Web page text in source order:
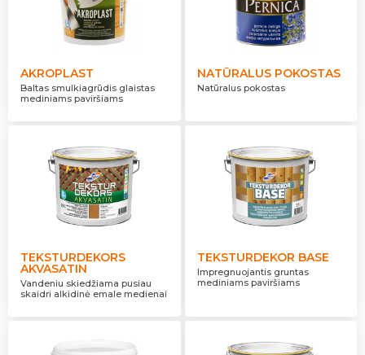
AKROPLAST
Baltas smulkiagrūdis glaistas
mediniams paviršiams
NATŪRALUS POKOSTAS
Natūralus pokostas
TEKSTURDEKORS
AKVASATIN
Vandeniu skiedžiama pusiau
skaidri alkidinė emale medienai
TEKSTURDEKOR BASE
Impregnuojantis gruntas
mediniams paviršiams